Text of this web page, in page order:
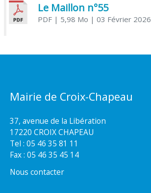
Le Maillon n°55
PDF| 5,98 Mo | 03 Février 2026
Mairie de Croix-Chapeau
37, avenue de la Libération
17220 CROIX CHAPEAU
Tel : 05 46 35 81 11
Fax : 05 46 35 45 14
Nous contacter